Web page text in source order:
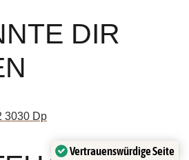
DIR
Vertrauenswürdige Seite